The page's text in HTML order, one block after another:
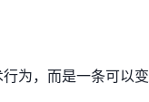
为，而是一条可以